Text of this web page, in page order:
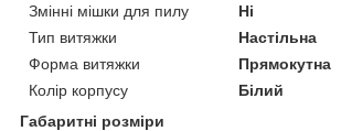
Змінні мішки для пилу
Ні
Тип витяжки
Настільна
Форма витяжки
Прямокутна
Колір корпусу
Білий
Габаритні розміри